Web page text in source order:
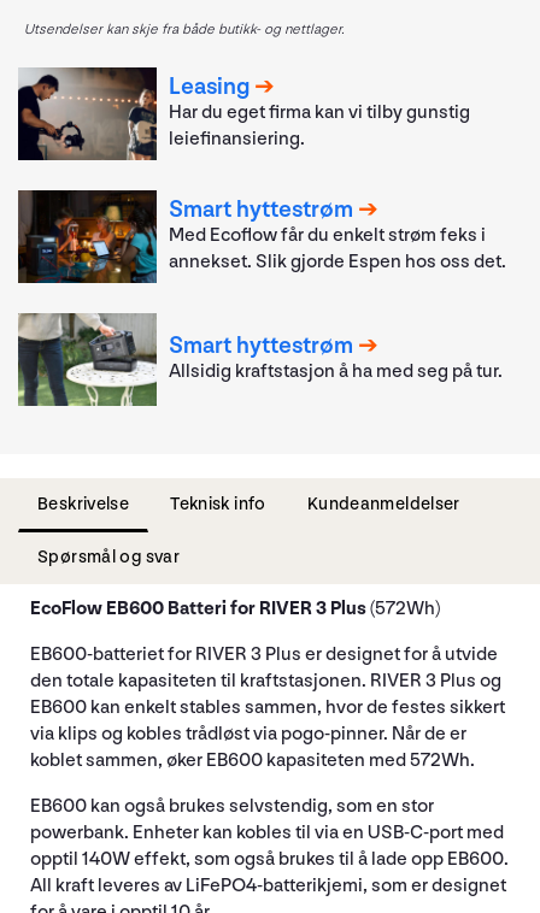
Utsendelser kan skje fra både butikk- og nettlager.
Leasing
Har du eget firma kan vi tilby gunstig
leiefinansiering.
Smart hyttestrøm
Med Ecoflow får du enkelt strøm feks i
annekset. Slik gjorde Espen hos oss det.
Smart hyttestrøm
Allsidig kraftstasjon å ha med seg på tur.
Beskrivelse Teknisk info Kundeanmeldelser
Spørsmål og svar
EcoFlow EB600 Batteri for RIVER 3 Plus(572Wh)
EB600-batteriet for RIVER 3 Plus er designet for å utvide
den totale kapasiteten til kraftstasjonen. RIVER 3 Plus og
EB600 kan enkelt stables sammen, hvor de festes sikkert
via klips og kobles trådløst via pogo-pinner. Når de er
koblet sammen, øker EB600 kapasiteten med 572Wh.
EB600 kan også brukes selvstendig, som en stor
powerbank. Enheter kan kobles til via en USB-C-port med
opptil 140W effekt, som også brukes til å lade opp EB600.
All kraft leveres av LiFePO4-batterikjemi, som er designet